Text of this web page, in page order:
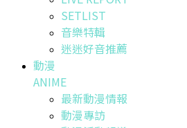
SETLIST
音樂特輯
迷迷好音推薦
動漫
ANIME
最新動漫情報
動漫專訪